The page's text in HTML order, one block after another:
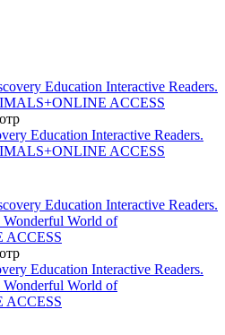
Education Interactive Readers.
ACCESS
Education Interactive Readers.
World of
ACCESS